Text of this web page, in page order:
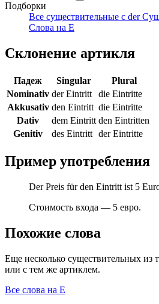
Подборки
Все существительные с der
Слова на E
Склонение артикля
Падеж Singular
Plural
Nominativ der Eintritt
die Eintritte
Akkusativ den Eintritt die Eintritte
Dativ
dem Eintritt den Eintritten
Genitiv
des Eintritt der Eintritte
Пример употребления
Der Preis für den Eintritt ist 5
Стоимость входа — 5 евро.
Похожие слова
Еще несколько существительных из
или с тем же артиклем.
Все слова на E